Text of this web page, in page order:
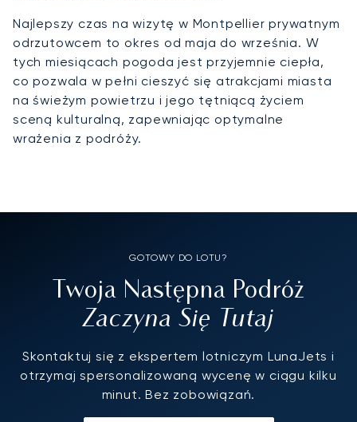
Najlepszy czas na wizytę w Montpellier prywatnym
odrzutowcem to okres od maja do września. W
tych miesiącach pogoda jest przyjemnie ciepła,
co pozwala w pełni cieszyć się atrakcjami miasta
na świeżym powietrzu i jego tętniącą życiem
sceną kulturalną, zapewniając optymalne
wrażenia z podróży.
GOTOWY DO LOTU?
Twoja Następna Podróż
Zaczyna Się Tutaj
Skontaktuj się z ekspertem lotniczym LunaJets i
otrzymaj spersonalizowaną wycenę w ciągu kilku
minut. Bez zobowiązań.